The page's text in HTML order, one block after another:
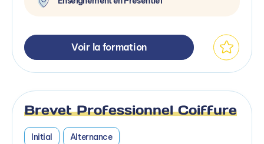
Voir la formation
Brevet Professionnel Coiffure
Initial Alternance